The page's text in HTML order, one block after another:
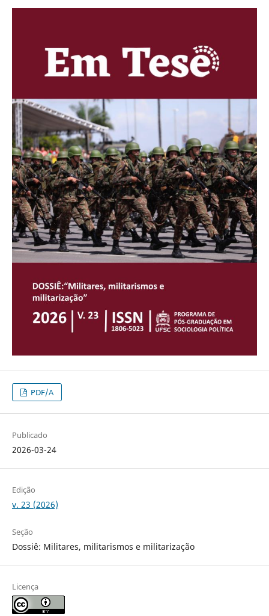
PDF/A
Publicado
2026-03-24
Edição
v. 23 (2026)
Seção
Dossiê: Militares, militarismos e militarização
Licença